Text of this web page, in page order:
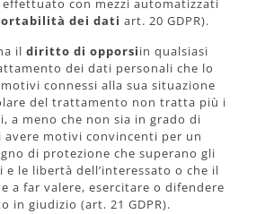
con mezzi automatizzati
dei dati art. 20 GDPR).
il diritto di opporsiin qualsiasi
dei dati personali che lo
connessi alla sua situazione
del trattamento non tratta più i
a meno che non sia in grado di
motivi convincenti per un
di protezione che superano gli
le libertà dell’interessato o che il
a far valere, esercitare o difendere
in giudizio (art. 21 GDPR).